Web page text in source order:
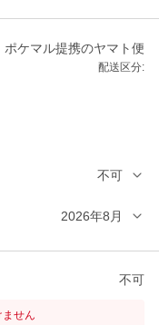
ポケマル提携のヤマト便
配送区分:
不可
2026年8月
不可
せん